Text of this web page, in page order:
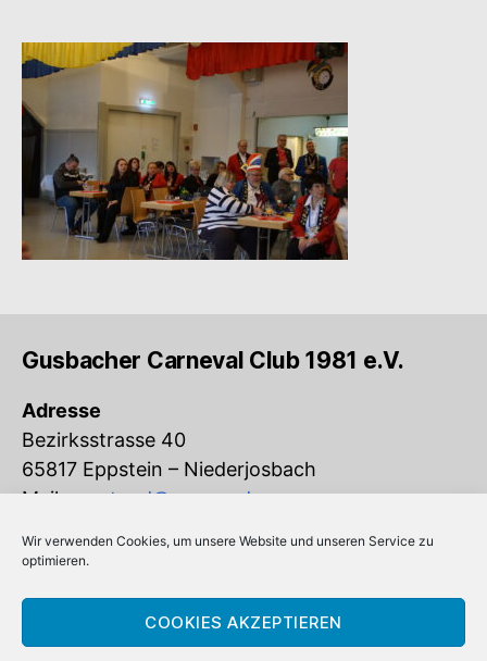
Wir verwenden Cookies, um unsere Website und unseren Service zu
optimieren.
COOKIES AKZEPTIEREN
Gusbacher Carneval Club 1981 e.V.
Adresse
Bezirksstrasse 40
65817 Eppstein – Niederjosbach
Mail:vorstand@gcc-ev.de
Eingetragen im Vereinsregister beim
Amtsgericht Königstein (VR 832)